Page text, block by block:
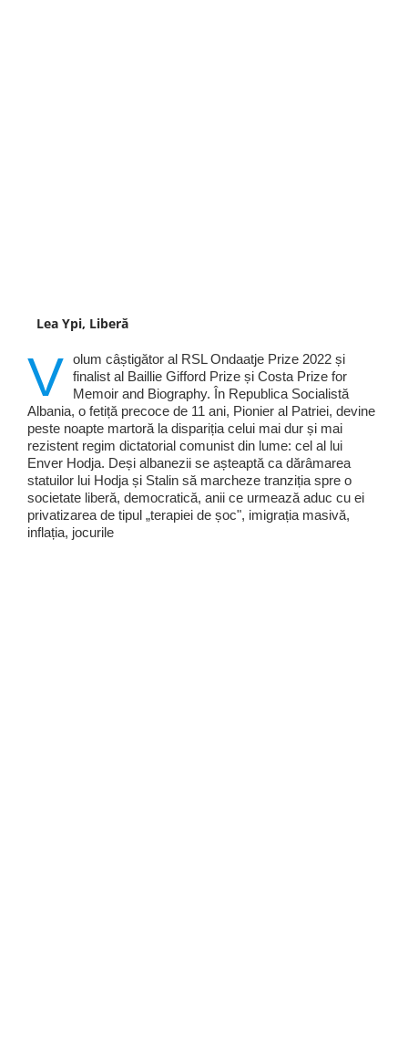
Lea Ypi, Liberă
V olum câștigător al RSL Ondaatje Prize 2022 și
finalist al Baillie Gifford Prize și Costa Prize for
Memoir and Biography. În Republica Socialistă
Albania, o fetiță precoce de 11 ani, Pionier al Patriei, devine
peste noapte martoră la dispariția celui mai dur și mai
rezistent regim dictatorial comunist din lume: cel al lui
Enver Hodja. Deși albanezii se așteaptă ca dărâmarea
statuilor lui Hodja și Stalin să marcheze tranziția spre o
societate liberă, democratică, anii ce urmează aduc cu ei
privatizarea de tipul „terapiei de șoc", imigrația masivă,
inflația, jocurile